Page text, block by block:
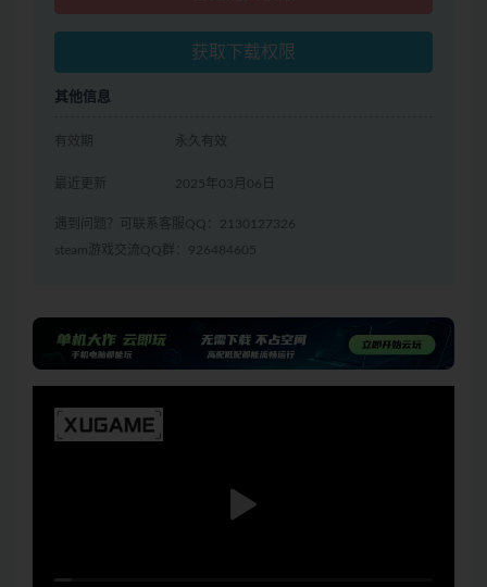
获取下载权限
其他信息
有效期 永久有效
最近更新 2025年03月06日
遇到问题？可联系客服QQ：2130127326
steam游戏交流QQ群：926484605